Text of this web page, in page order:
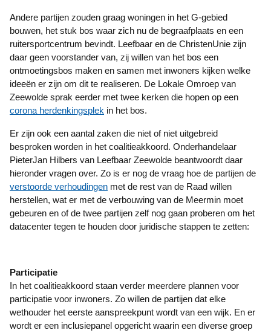
Andere partijen zouden graag woningen in het G-gebied
bouwen, het stuk bos waar zich nu de begraafplaats en een
ruitersportcentrum bevindt. Leefbaar en de ChristenUnie zijn
daar geen voorstander van, zij willen van het bos een
ontmoetingsbos maken en samen met inwoners kijken welke
ideeën er zijn om dit te realiseren. De Lokale Omroep van
Zeewolde sprak eerder met twee kerken die hopen op een
corona herdenkingsplek in het bos.
Er zijn ook een aantal zaken die niet of niet uitgebreid
besproken worden in het coalitieakkoord. Onderhandelaar
PieterJan Hilbers van Leefbaar Zeewolde beantwoordt daar
hieronder vragen over. Zo is er nog de vraag hoe de partijen de
verstoorde verhoudingen met de rest van de Raad willen
herstellen, wat er met de verbouwing van de Meermin moet
gebeuren en of de twee partijen zelf nog gaan proberen om het
datacenter tegen te houden door juridische stappen te zetten:
Participatie
In het coalitieakkoord staan verder meerdere plannen voor
participatie voor inwoners. Zo willen de partijen dat elke
wethouder het eerste aanspreekpunt wordt van een wijk. En er
wordt er een inclusiepanel opgericht waarin een diverse groep